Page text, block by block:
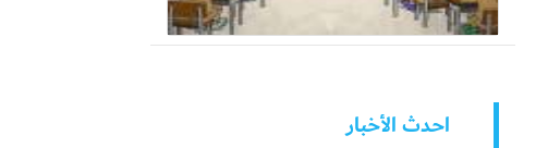
احدث الأخبار